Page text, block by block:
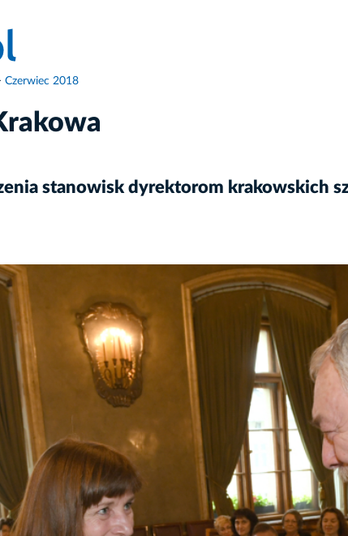
Czerwiec 2018
stanowisk dyrektorom krakowskich